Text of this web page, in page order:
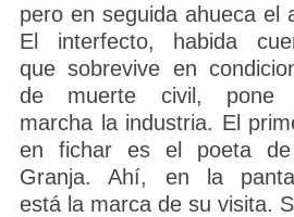
pero en seguida ahueca el
El interfecto, habida
que sobrevive en
de muerte civil, pone
marcha la industria. El
en fichar es el poeta
Granja. Ahí, en la
está la marca de su visita.